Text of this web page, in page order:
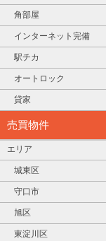
角部屋
インターネット完備
駅チカ
オートロック
貸家
売買物件
エリア
城東区
守口市
旭区
東淀川区